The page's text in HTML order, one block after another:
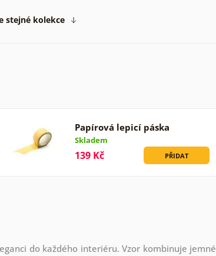
stejné kolekce
Papírová lepicí páska
Skladem
139 Kč PŘIDAT
do každého interiéru. Vzor kombinuje jemné